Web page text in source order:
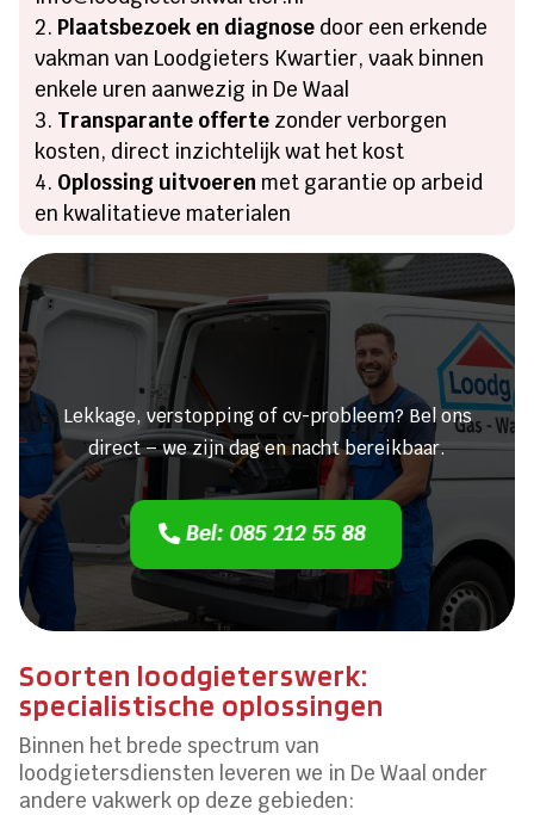
Plaatsbezoek en diagnose door een erkende
vakman van Loodgieters Kwartier, vaak binnen
enkele uren aanwezig in De Waal
Transparante offerte zonder verborgen
kosten, direct inzichtelijk wat het kost
Oplossing uitvoerenmet garantie op arbeid
en kwalitatieve materialen
Heeft u een lekkage of een
verstopping?
Lekkage, verstopping of cv-probleem? Bel ons
direct – we zijn dag en nacht bereikbaar.
Bel: 085 212 55 88
Soorten loodgieterswerk:
specialistische oplossingen
Binnen het brede spectrum van
loodgietersdiensten leveren we in De Waal onder
andere vakwerk op deze gebieden: